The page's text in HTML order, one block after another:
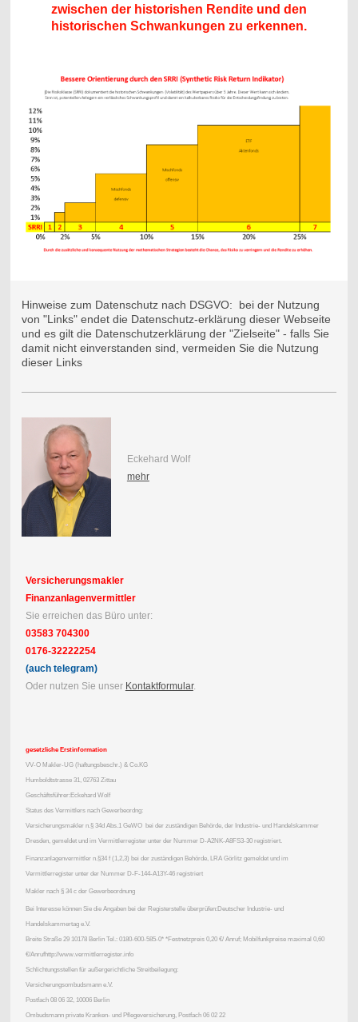
zwischen der historishen Rendite und den
historischen Schwankungen zu erkennen.
Hinweise zum Datenschutz nach DSGVO: bei der Nutzung
von "Links" endet die Datenschutz-erklärung dieser Webseite
und es gilt die Datenschutzerklärung der "Zielseite" - falls Sie
damit nicht einverstanden sind, vermeiden Sie die Nutzung
dieser Links
Eckehard Wolf
mehr
Versicherungsmakler
Finanzanlagenvermittler
Sie erreichen das Büro unter:
03583 704300
0176-32222254
(auch telegram)
Oder nutzen Sie unser Kontaktformular.
gesetzliche Erstinformation
VV-O Makler-UG (haftungsbeschr.) & Co.KG
Humboldtstrasse 31, 02763 Zittau
Geschäftsführer:Eckehard Wolf
Status des Vermittlers nach Gewerbeordng:
Versicherungsmakler n.§ 34d Abs.1 GeWO bei der zuständigen Behörde, der Industrie- und Handelskammer
Dresden, gemeldet und im Vermittlerregister unter der Nummer D-A2NK-A8FS3-30 registriert.
Finanzanlagenvermittler n.§34 f (1,2,3) bei der zuständigen Behörde, LRA Görlitz gemeldet und im
Vermittlerregister unter der Nummer D-F-144-A13Y-46 registriert
Makler nach § 34 c der Gewerbeordnung
Bei Interesse können Sie die Angaben bei der Registerstelle überprüfen:Deutscher Industrie- und
Handelskammertag e.V.
Breite Straße 29 10178 Berlin Tel.: 0180-600-585-0* *Festnetzpreis 0,20 €/ Anruf; Mobilfunkpreise maximal 0,60
€/Anrufhttp://www.vermittlerregister.info
Schlichtungsstellen für außergerichtliche Streitbeilegung:
Versicherungsombudsmann e.V.
Postfach 08 06 32, 10006 Berlin
Ombudsmann private Kranken- und Pflegeversicherung, Postfach 06 02 22